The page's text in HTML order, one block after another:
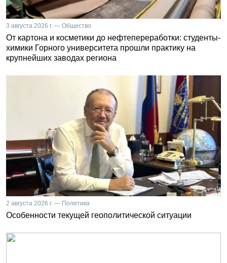
3 августа 2026 г. — Общество
От картона и косметики до нефтепереработки: студенты-
химики Горного университета прошли практику на
крупнейших заводах региона
2 августа 2026 г. — Политика
Особенности текущей геополитической ситуации